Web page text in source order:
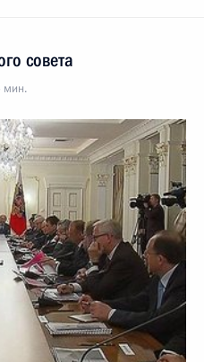
совета
мин.